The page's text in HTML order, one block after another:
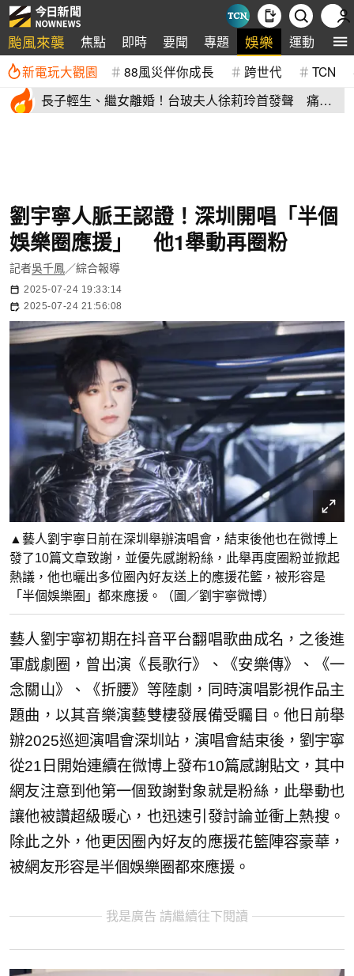
颱風來襲 焦點 即時 要聞 專題 娛樂 運動 全
新電玩大觀園 88風災伴你成長 跨世代 TCN
長子輕生、繼女離婚！台玻夫人徐莉玲首發聲 痛揭
劉宇寧人脈王認證！深圳開唱「半個
娛樂圈應援」 他1舉動再圈粉
記者吳千鳳 ／綜合報導
2025-07-24 19:33:14
2025-07-24 21:56:08
▲藝人劉宇寧日前在深圳舉辦演唱會，結束後他也在微博上
發了10篇文章致謝，並優先感謝粉絲，此舉再度圈粉並掀起
熱議，他也曬出多位圈內好友送上的應援花籃，被形容是
「半個娛樂圈」都來應援。（圖／劉宇寧微博）
藝人劉宇寧初期在抖音平台翻唱歌曲成名，之後進
軍戲劇圈，曾出演《長歌行》、《安樂傳》、《一
念關山》、《折腰》等陸劇，同時演唱影視作品主
題曲，以其音樂演藝雙棲發展備受矚目。他日前舉
辦2025巡迴演唱會深圳站，演唱會結束後，劉宇寧
從21日開始連續在微博上發布10篇感謝貼文，其中
網友注意到他第一個致謝對象就是粉絲，此舉動也
讓他被讚超級暖心，也迅速引發討論並衝上熱搜。
除此之外，他更因圈內好友的應援花籃陣容豪華，
被網友形容是半個娛樂圈都來應援。
我是廣告 請繼續往下閱讀